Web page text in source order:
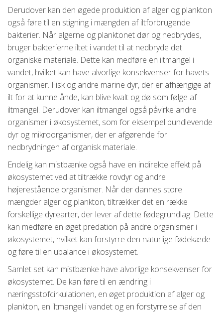
Derudover kan den øgede produktion af alger og plankton
også føre til en stigning i mængden af iltforbrugende
bakterier. Når algerne og planktonet dør og nedbrydes,
bruger bakterierne iltet i vandet til at nedbryde det
organiske materiale. Dette kan medføre en iltmangel i
vandet, hvilket kan have alvorlige konsekvenser for havets
organismer. Fisk og andre marine dyr, der er afhængige af
ilt for at kunne ånde, kan blive kvalt og dø som følge af
iltmangel. Derudover kan iltmangel også påvirke andre
organismer i økosystemet, som for eksempel bundlevende
dyr og mikroorganismer, der er afgørende for
nedbrydningen af organisk materiale.
Endelig kan mistbænke også have en indirekte effekt på
økosystemet ved at tiltrække rovdyr og andre
højerestående organismer. Når der dannes store
mængder alger og plankton, tiltrækker det en række
forskellige dyrearter, der lever af dette fødegrundlag. Dette
kan medføre en øget predation på andre organismer i
økosystemet, hvilket kan forstyrre den naturlige fødekæde
og føre til en ubalance i økosystemet.
Samlet set kan mistbænke have alvorlige konsekvenser for
økosystemet. De kan føre til en ændring i
næringsstofcirkulationen, en øget produktion af alger og
plankton, en iltmangel i vandet og en forstyrrelse af den